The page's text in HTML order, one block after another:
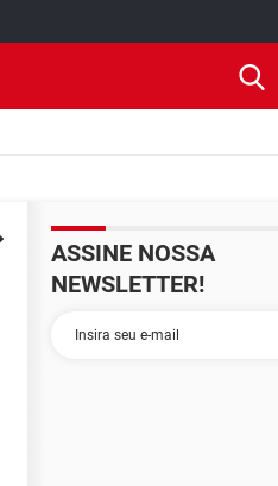
ASSINE NOSSA
NEWSLETTER!